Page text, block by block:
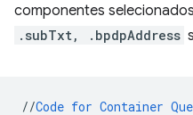
componentes
.subTxt, .bpdpAddress
//Code for Container